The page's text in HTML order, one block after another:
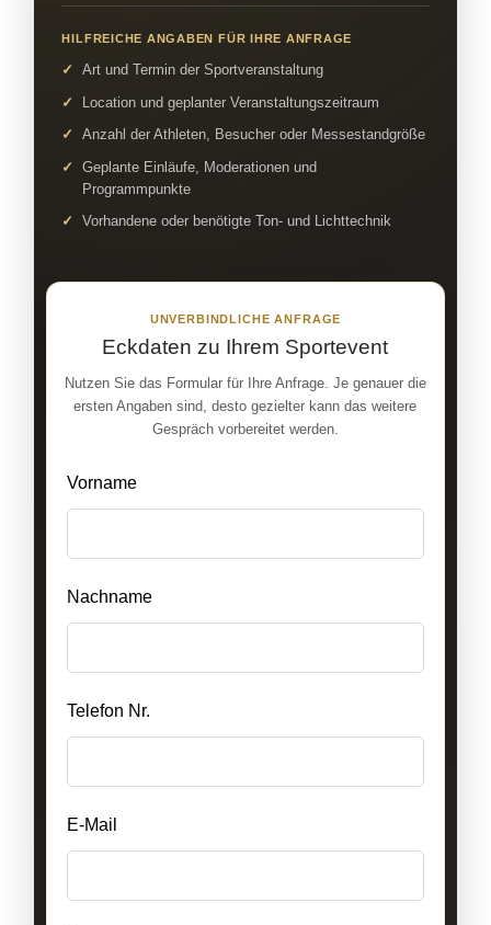
HILFREICHE ANGABEN FÜR IHRE ANFRAGE
Art und Termin der Sportveranstaltung
Location und geplanter Veranstaltungszeitraum
Anzahl der Athleten, Besucher oder Messestandgröße
Geplante Einläufe, Moderationen und
Programmpunkte
Vorhandene oder benötigte Ton- und Lichttechnik
UNVERBINDLICHE ANFRAGE
Eckdaten zu Ihrem Sportevent
Nutzen Sie das Formular für Ihre Anfrage. Je genauer die
ersten Angaben sind, desto gezielter kann das weitere
Gespräch vorbereitet werden.
Lass
Vorname
Nachname
Telefon Nr.
E-Mail